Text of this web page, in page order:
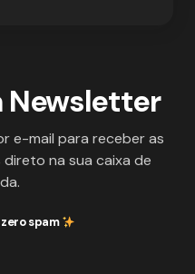
Newsletter
e-mail para receber as
na sua caixa de
spam